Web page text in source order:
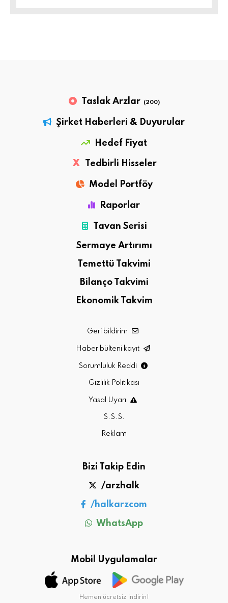
Taslak Arzlar (200)
Şirket Haberleri & Duyurular
Hedef Fiyat
X Tedbirli Hisseler
Model Portföy
Raporlar
Tavan Serisi
Sermaye Artırımı
Temettü Takvimi
Bilanço Takvimi
Ekonomik Takvim
Geri bildirim
Haber bülteni kayıt
Sorumluluk Reddi
Gizlilik Politikası
Yasal Uyarı
S.S.S.
Reklam
Bizi Takip Edin
/arzhalk
/halkarzcom
WhatsApp
Mobil Uygulamalar
Hemen ücretsiz indirin!